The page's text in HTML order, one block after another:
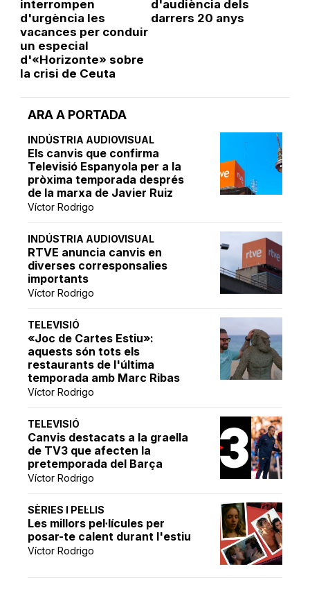
ARA A PORTADA
INDÚSTRIA AUDIOVISUAL
Els canvis que confirma
Televisió Espanyola per a la
pròxima temporada després
de la marxa de Javier Ruiz
Víctor Rodrigo
INDÚSTRIA AUDIOVISUAL
RTVE anuncia canvis en
diverses corresponsalies
importants
Víctor Rodrigo
TELEVISIÓ
«Joc de Cartes Estiu»:
aquests són tots els
restaurants de l'última
temporada amb Marc Ribas
Víctor Rodrigo
TELEVISIÓ
Canvis destacats a la graella
de TV3 que afecten la
pretemporada del Barça
Víctor Rodrigo
SÈRIES I PEL·LIS
Les millors pel·lícules per
posar-te calent durant l'estiu
Víctor Rodrigo
interrompen
d'urgència les
vacances per conduir
un especial
d'«Horizonte» sobre
la crisi de Ceuta
d'audiència dels
darrers 20 anys